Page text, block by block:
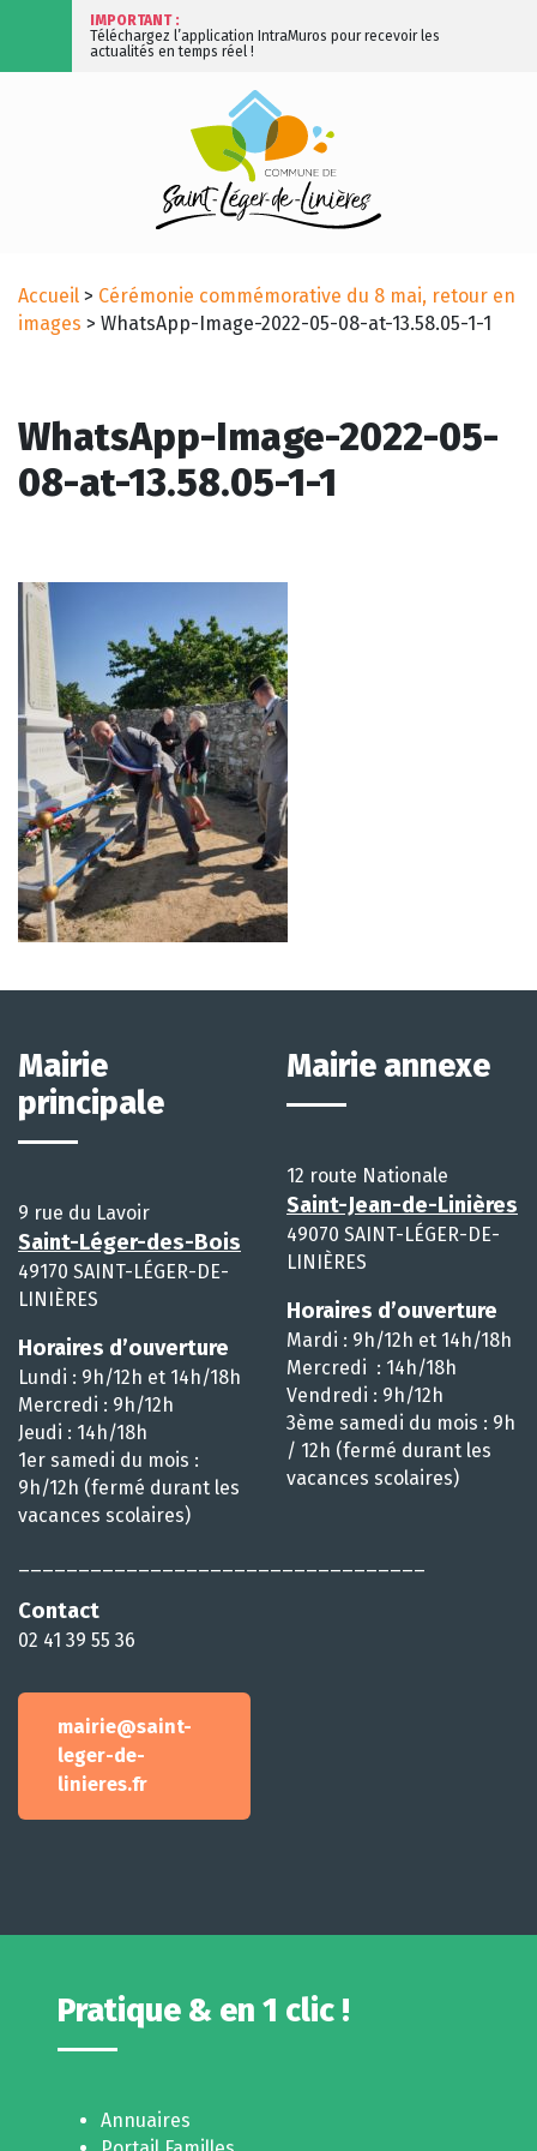
IMPORTANT :
Téléchargez l’application IntraMuros pour recevoir les
actualités en temps réel !
Accueil > Cérémonie commémorative du 8 mai, retour en
images > WhatsApp-Image-2022-05-08-at-13.58.05-1-1
WhatsApp-Image-2022-05-
08-at-13.58.05-1-1
Mairie
principale
9 rue du Lavoir
Saint-Léger-des-Bois
49170 SAINT-LÉGER-DE-
LINIÈRES
Horaires d’ouverture
Lundi : 9h/12h et 14h/18h
Mercredi : 9h/12h
Jeudi : 14h/18h
1er samedi du mois :
9h/12h (fermé durant les
vacances scolaires)
Contact
02 41 39 55 36
mairie@saint-
leger-de-
linieres.fr
Mairie annexe
12 route Nationale
Saint-Jean-de-Linières
49070 SAINT-LÉGER-DE-
LINIÈRES
Horaires d’ouverture
Mardi : 9h/12h et 14h/18h
Mercredi : 14h/18h
Vendredi : 9h/12h
3ème samedi du mois : 9h
/ 12h (fermé durant les
vacances scolaires)
Pratique & en 1 clic !
Annuaires